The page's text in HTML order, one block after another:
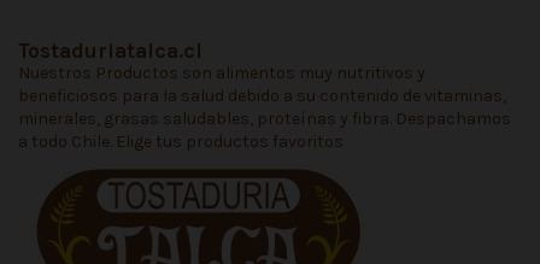
Tostaduriatalca.cl
Nuestros Productos son alimentos muy nutritivos y
beneficiosos para la salud debido a su contenido de vitaminas,
minerales, grasas saludables, proteínas y fibra. Despachamos
a todo Chile. Elige tus productos favoritos